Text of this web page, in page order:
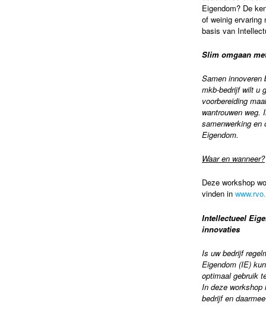
Eigendom? De
of weinig ervaring
basis van
Slim omgaan
Samen
mkb-bedrijf wilt u
voorbereiding
wantrouwen weg.
samenwerking en
Eigendom.
Waar en wanneer?
Deze workshop
vinden in
Intellectueel
innovaties
Is uw bedrijf
Eigendom (IE)
optimaal gebruik
In deze
bedrijf en